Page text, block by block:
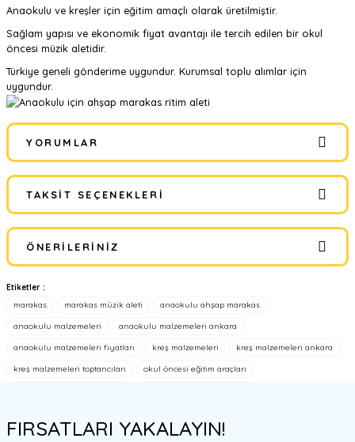
Anaokulu ve kreşler için eğitim amaçlı olarak üretilmiştir.
Sağlam yapısı ve ekonomik fiyat avantajı ile tercih edilen bir okul
öncesi müzik aletidir.
Türkiye geneli gönderime uygundur. Kurumsal toplu alımlar için
uygundur.
YORUMLAR
Bu ürüne ilk yorumu siz yapın!
Yorum Yaz
TAKSIT SEÇENEKLERI
ÖNERILERINIZ
Bu ürünün fiyat bilgisi, resim, ürün açıklamalarında ve diğer
konularda yetersiz gördüğünüz noktaları öneri formunu kullanarak
tarafımıza iletebilirsiniz.
Ürün bilgilerinde hatalar bulunuyor.
Etiketler :
marakas
marakas müzik aleti anaokulu ahşap marakas
anaokulu malzemeleri anaokulu malzemeleri ankara
anaokulu malzemeleri fiyatları kreş malzemeleri kreş malzemeleri ankara
kreş malzemeleri toptancıları okul öncesi eğitim araçları
FIRSATLARI YAKALAYIN!